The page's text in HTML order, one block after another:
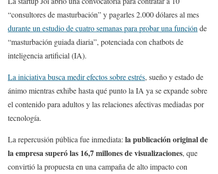
“consultores de masturbación” y pagarles 2.000 dólares al mes
durante un estudio de cuatro semanas para probar una función de
“masturbación guiada diaria”, potenciada con chatbots de
inteligencia artificial (IA).
La iniciativa busca medir efectos sobre estrés, sueño y estado de
ánimo mientras exhibe hasta qué punto la IA ya se expande sobre
el contenido para adultos y las relaciones afectivas mediadas por
tecnología.
La repercusión pública fue inmediata: la publicación original de
la empresa superó las 16,7 millones de visualizaciones, que
convirtió la propuesta en una campaña de alto impacto con